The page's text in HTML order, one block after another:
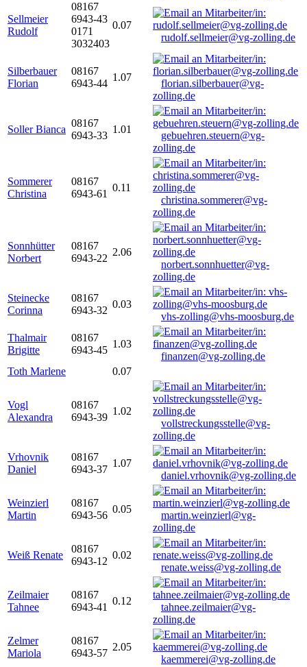
Sellmeier
Rudolf
08167
6943-43
0171
3032403
0.07
rudolf.sellmeier@vg-zolling.de
Silberbauer
Florian
08167
6943-44
1.07
florian.silberbauer@vg-
zolling.de
Soller Bianca
08167
6943-33
1.01
gebuehren.steuern@vg-
zolling.de
Sommerer
Christina
08167
6943-61
0.11
christina.sommerer@vg-
zolling.de
Sonnhütter
Norbert
08167
6943-22
2.06
norbert.sonnhuetter@vg-
zolling.de
Steinecke
Corinna
08167
6943-32
0.03
vhs-zolling@vhs-moosburg.de
Thalmair
Brigitte
08167
6943-45
1.03
finanzen@vg-zolling.de
Toth Marlene
0.07
Vogl
Alexandra
08167
6943-39
1.02
vollstreckungsstelle@vg-
zolling.de
Vrhovnik
Daniel
08167
6943-37
1.07
daniel.vrhovnik@vg-zolling.de
Weinzierl
Martin
08167
6943-56
0.05
martin.weinzierl@vg-
zolling.de
Weiß Renate
08167
6943-12
0.02
renate.weiss@vg-zolling.de
Zeilmaier
Tahnee
08167
6943-41
0.12
tahnee.zeilmaier@vg-
zolling.de
Zelmer
Mariola
08167
6943-57
2.05
kaemmerei@vg-zolling.de